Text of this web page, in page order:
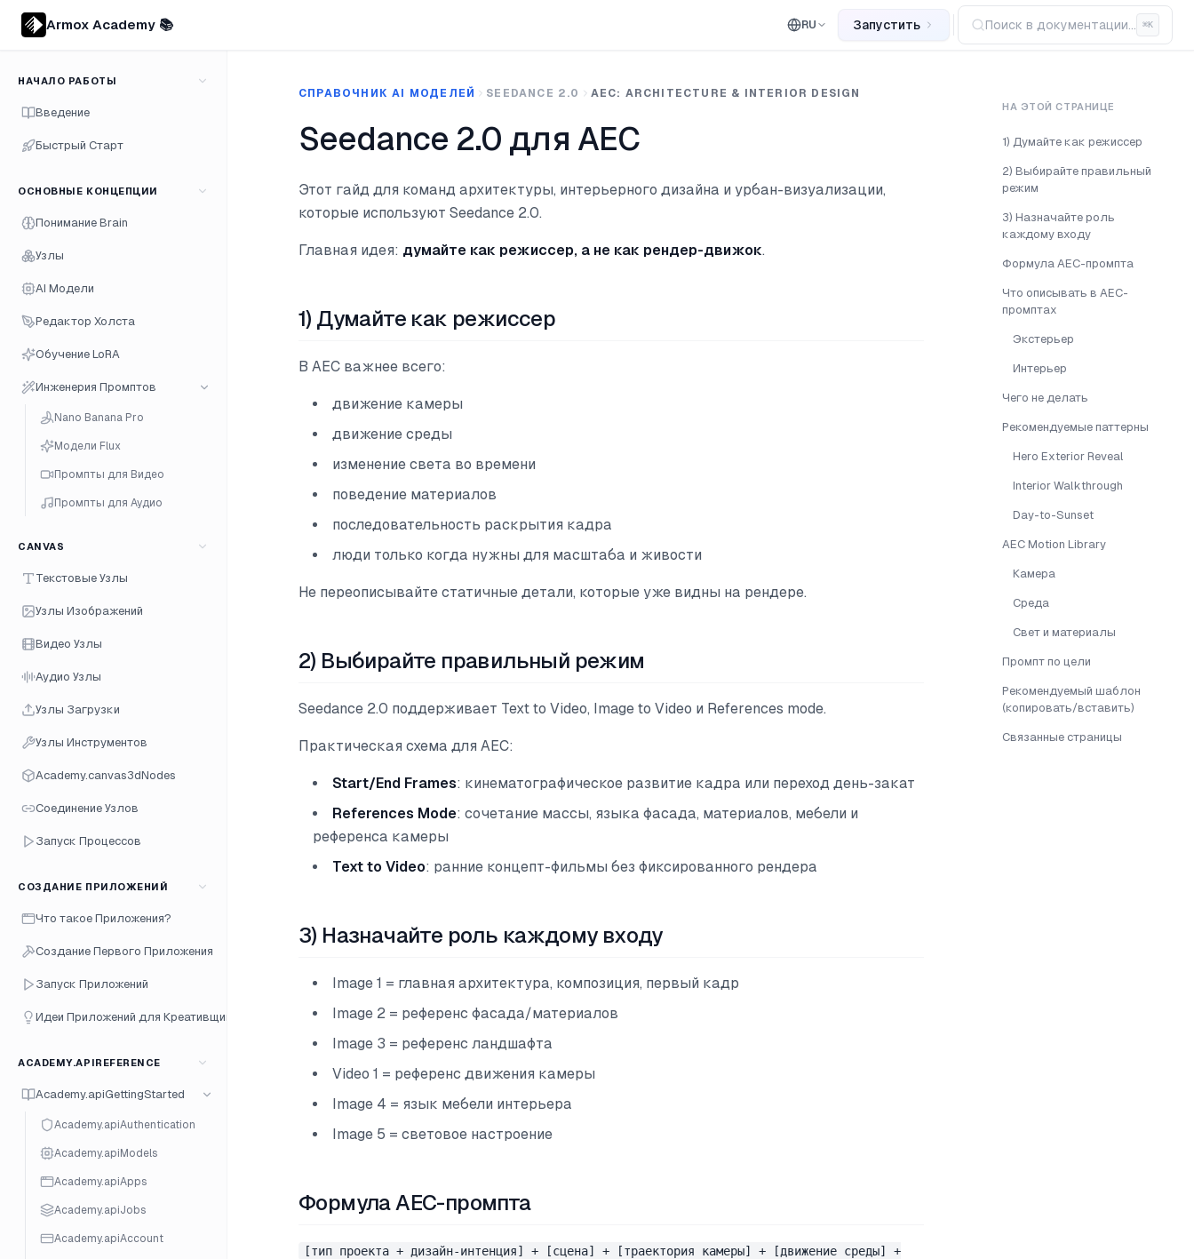
Armox Academy 📚 RU Запустить Поиск в документации... ⌘K
НАЧАЛО РАБОТЫ
Введение
Быстрый Старт
ОСНОВНЫЕ КОНЦЕПЦИИ
Понимание Brain
Узлы
AI Модели
Редактор Холста
Обучение LoRA
Инженерия Промптов
Nano Banana Pro
Модели Flux
Промпты для Видео
Промпты для Аудио
CANVAS
Текстовые Узлы
Узлы Изображений
Видео Узлы
Аудио Узлы
Узлы Загрузки
Узлы Инструментов
Academy.canvas3dNodes
Соединение Узлов
Запуск Процессов
СОЗДАНИЕ ПРИЛОЖЕНИЙ
Что такое Приложения?
Создание Первого Приложения
Запуск Приложений
Идеи Приложений для Креативщиков
ACADEMY.APIREFERENCE
Academy.apiGettingStarted
Academy.apiAuthentication
Academy.apiModels
Academy.apiApps
Academy.apiJobs
Academy.apiAccount
СПРАВОЧНИК AI МОДЕЛЕЙ SEEDANCE 2.0 AEC: ARCHITECTURE & INTERIOR DESIGN
Seedance 2.0 для AEC
Этот гайд для команд архитектуры, интерьерного дизайна и урбан-визуализации,
которые используют Seedance 2.0.
Главная идея: думайте как режиссер, а не как рендер-движок.
1) Думайте как режиссер
В AEC важнее всего:
движение камеры
движение среды
изменение света во времени
поведение материалов
последовательность раскрытия кадра
люди только когда нужны для масштаба и живости
Не переописывайте статичные детали, которые уже видны на рендере.
2) Выбирайте правильный режим
Seedance 2.0 поддерживает Text to Video, Image to Video и References mode.
Практическая схема для AEC:
Start/End Frames: кинематографическое развитие кадра или переход день-закат
References Mode: сочетание массы, языка фасада, материалов, мебели и
референса камеры
Text to Video: ранние концепт-фильмы без фиксированного рендера
3) Назначайте роль каждому входу
Image 1 = главная архитектура, композиция, первый кадр
Image 2 = референс фасада/материалов
Image 3 = референс ландшафта
Video 1 = референс движения камеры
Image 4 = язык мебели интерьера
Image 5 = световое настроение
Формула AEC-промпта
[тип проекта + дизайн-интенция] + [сцена] + [траектория камеры] + [движение среды] +
НА ЭТОЙ СТРАНИЦЕ
1) Думайте как режиссер
2) Выбирайте правильный
режим
3) Назначайте роль
каждому входу
Формула AEC-промпта
Что описывать в AEC-
промптах
Экстерьер
Интерьер
Чего не делать
Рекомендуемые паттерны
Hero Exterior Reveal
Interior Walkthrough
Day-to-Sunset
AEC Motion Library
Камера
Среда
Свет и материалы
Промпт по цели
Рекомендуемый шаблон
(копировать/вставить)
Связанные страницы